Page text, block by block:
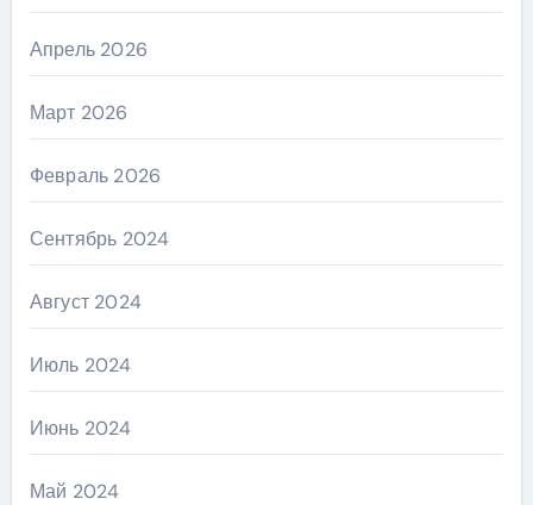
Апрель 2026
Март 2026
Февраль 2026
Сентябрь 2024
Август 2024
Июль 2024
Июнь 2024
Май 2024